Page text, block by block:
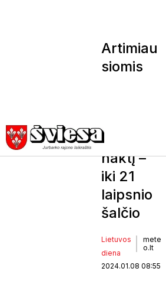
Artimiau
siomis
šilumos,
naktį –
iki 21
laipsnio
šalčio
Lietuvos
diena
mete
o.lt
2024.01.08 08:55